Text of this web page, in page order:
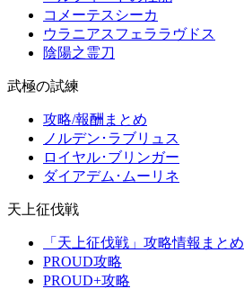
コメーテスシーカ
ウラニアスフェララヴドス
陰陽之霊刀
武極の試練
攻略/報酬まとめ
ノルデン･ラブリュス
ロイヤル･ブリンガー
ダイアデム･ムーリネ
天上征伐戦
「天上征伐戦」攻略情報まとめ
PROUD攻略
PROUD+攻略